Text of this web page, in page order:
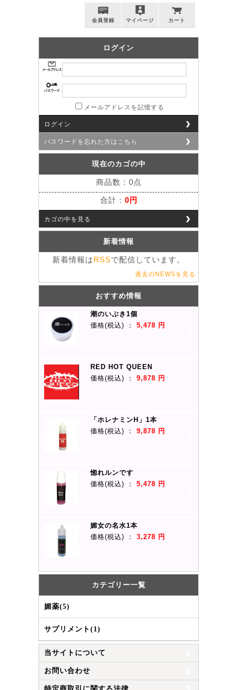
会員登録 マイページ カート
ログイン
メールアドレスを記憶する
ログイン
パスワードを忘れた方はこちら
現在のカゴの中
商品数：0点
合計： 0円
カゴの中を見る
新着情報
新着情報はRSSで配信しています。
過去のNEWSを見る
おすすめ情報
潮のいぶき1個
価格(税込) ： 5,478 円
RED HOT QUEEN
価格(税込) ： 9,878 円
「ホレナミンH」1本
価格(税込) ： 9,878 円
惚れルンです
価格(税込) ： 5,478 円
媚女の名水1本
価格(税込) ： 3,278 円
カテゴリー一覧
媚薬(5)
サプリメント(1)
当サイトについて
お問い合わせ